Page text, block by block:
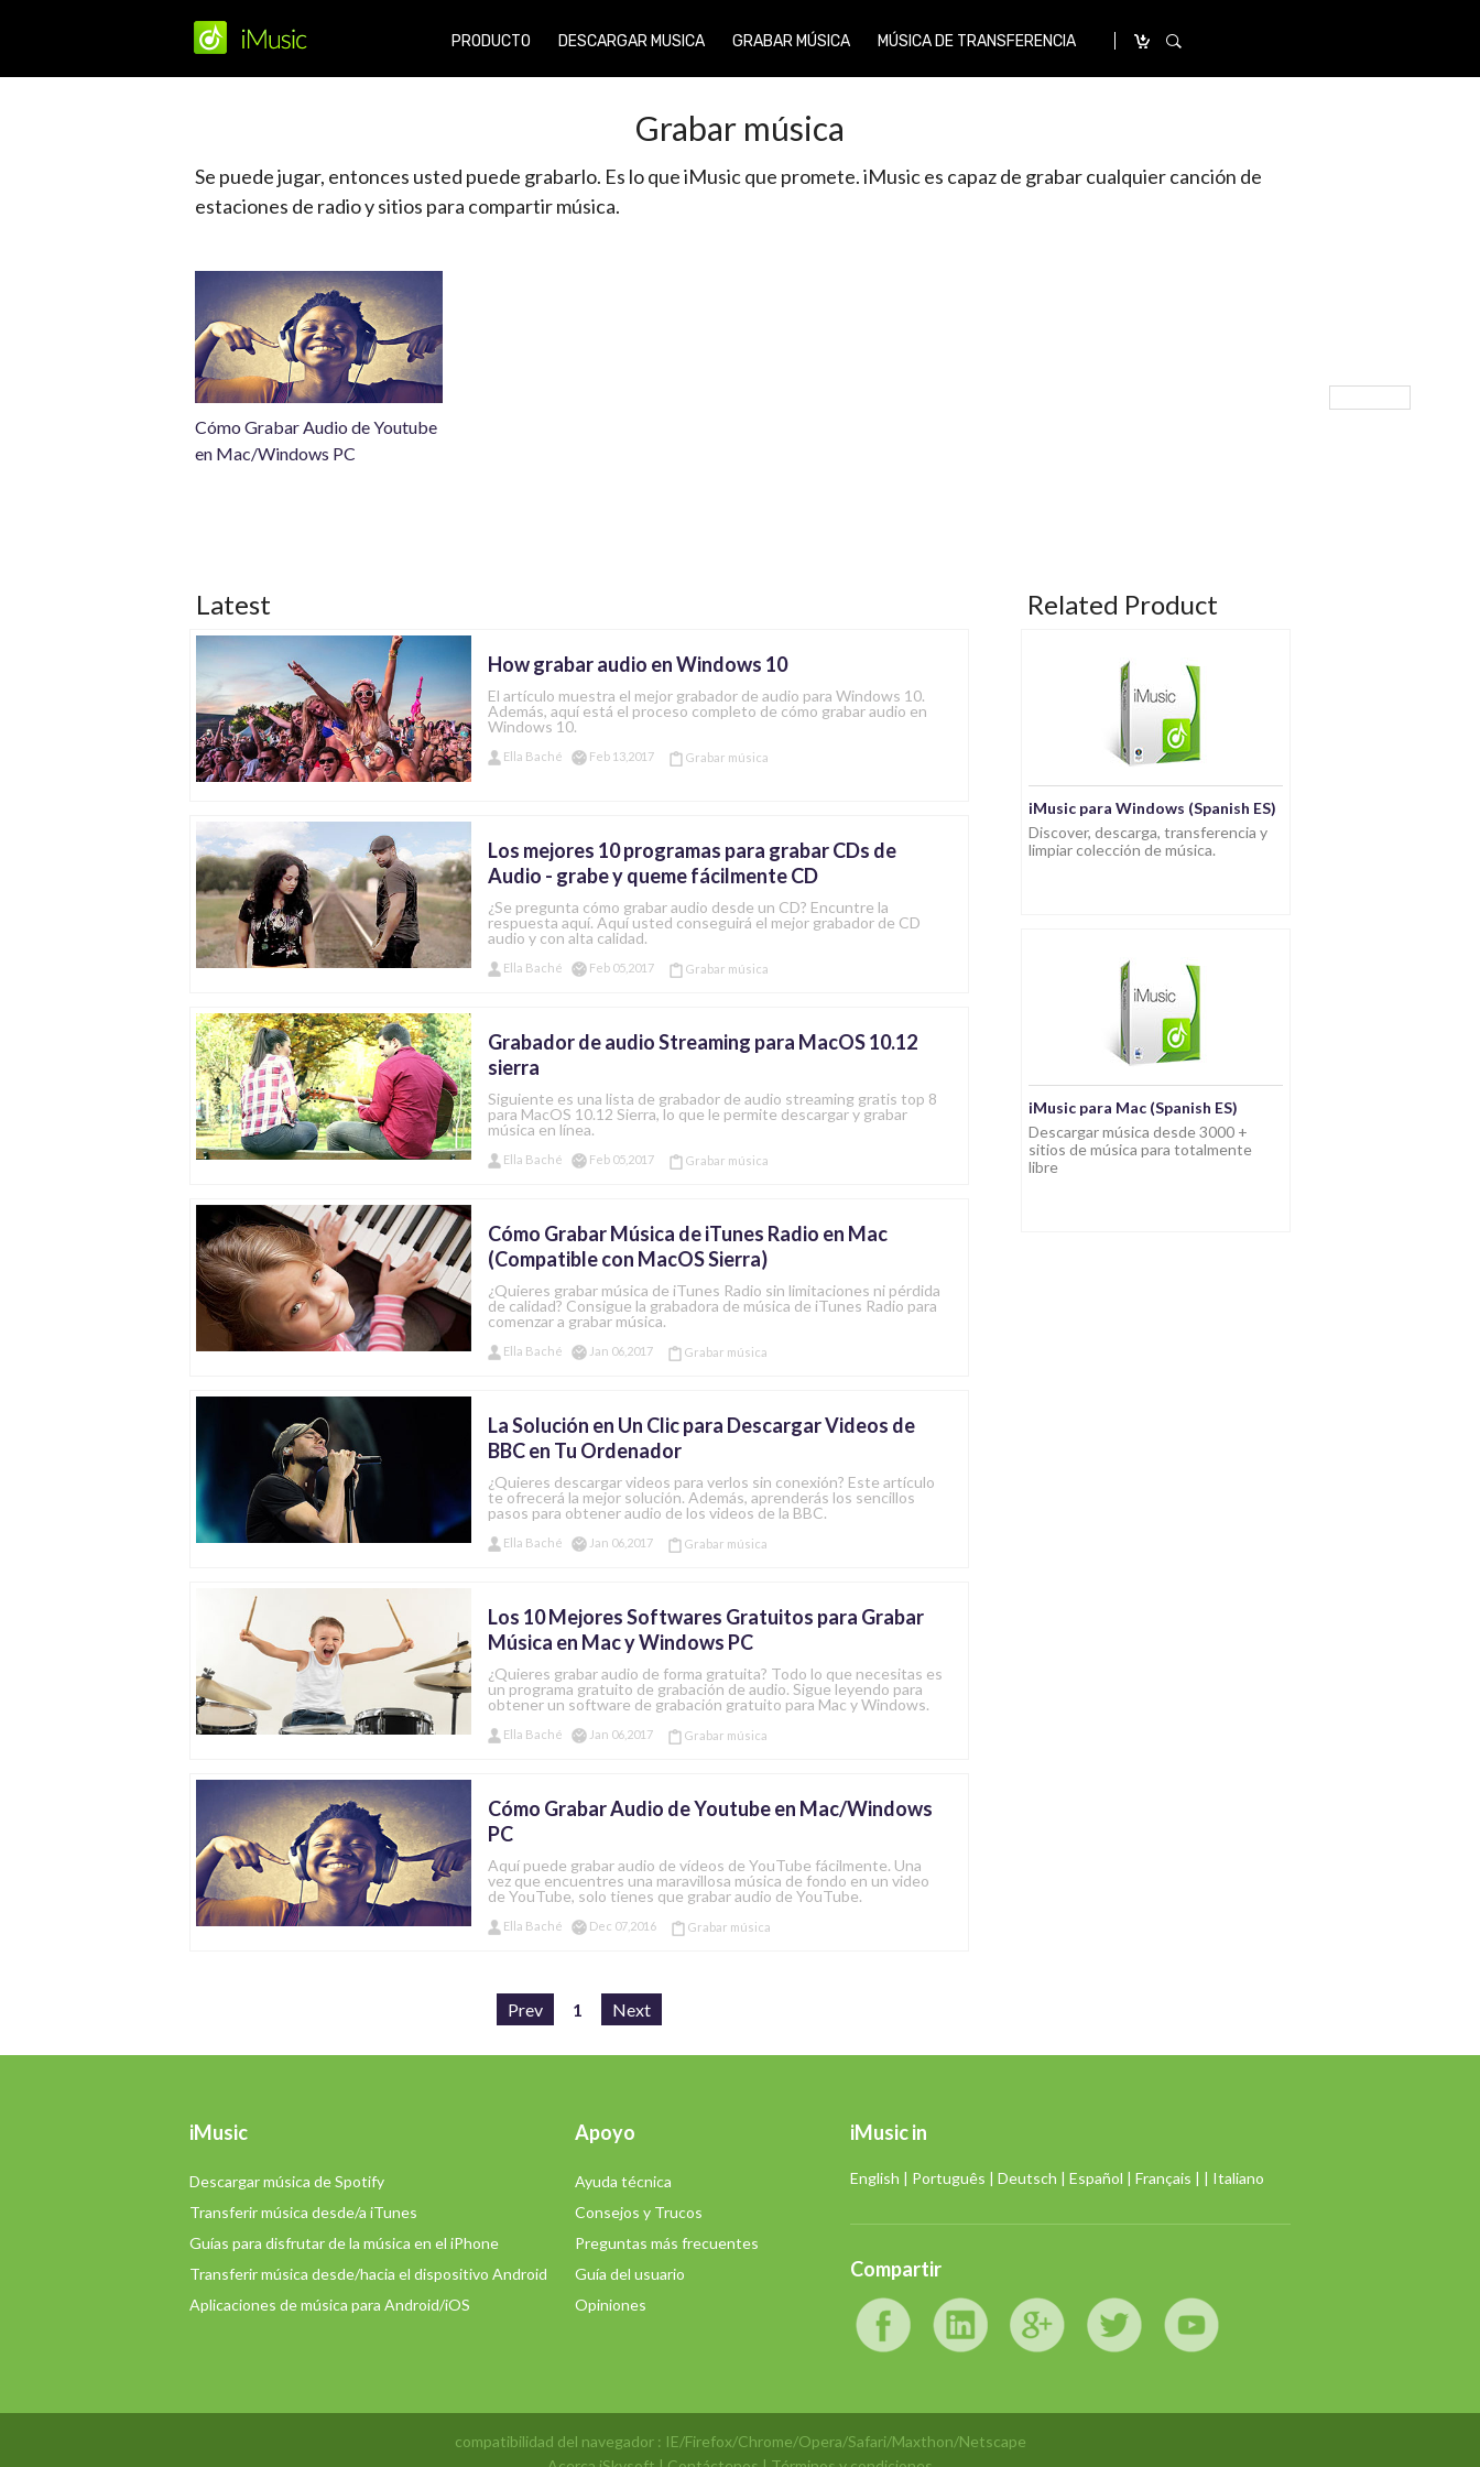
PRODUCTO DESCARGAR MUSICA GRABAR MÚSICA MÚSICA DE TRANSFERENCIA
Grabar música
Se puede jugar, entonces usted puede grabarlo. Es lo que iMusic que promete. iMusic es capaz de grabar cualquier canción de
estaciones de radio y sitios para compartir música.
Cómo Grabar Audio de Youtube
en Mac/Windows PC
Latest
How grabar audio en Windows 10
El artículo muestra el mejor grabador de audio para Windows 10.
Además, aquí está el proceso completo de cómo grabar audio en
Windows 10.
Ella Baché Feb 13,2017 Grabar música
Los mejores 10 programas para grabar CDs de
Audio - grabe y queme fácilmente CD
¿Se pregunta cómo grabar audio desde un CD? Encuntre la
respuesta aquí. Aquí usted conseguirá el mejor grabador de CD
audio y con alta calidad.
Ella Baché Feb 05,2017 Grabar música
Grabador de audio Streaming para MacOS 10.12
sierra
Siguiente es una lista de grabador de audio streaming gratis top 8
para MacOS 10.12 Sierra, lo que le permite descargar y grabar
música en línea.
Ella Baché Feb 05,2017 Grabar música
Cómo Grabar Música de iTunes Radio en Mac
(Compatible con MacOS Sierra)
¿Quieres grabar música de iTunes Radio sin limitaciones ni pérdida
de calidad? Consigue la grabadora de música de iTunes Radio para
comenzar a grabar música.
Ella Baché Jan 06,2017 Grabar música
La Solución en Un Clic para Descargar Videos de
BBC en Tu Ordenador
¿Quieres descargar videos para verlos sin conexión? Este artículo
te ofrecerá la mejor solución. Además, aprenderás los sencillos
pasos para obtener audio de los videos de la BBC.
Ella Baché Jan 06,2017 Grabar música
Los 10 Mejores Softwares Gratuitos para Grabar
Música en Mac y Windows PC
¿Quieres grabar audio de forma gratuita? Todo lo que necesitas es
un programa gratuito de grabación de audio. Sigue leyendo para
obtener un software de grabación gratuito para Mac y Windows.
Ella Baché Jan 06,2017 Grabar música
Cómo Grabar Audio de Youtube en Mac/Windows
PC
Aquí puede grabar audio de vídeos de YouTube fácilmente. Una
vez que encuentres una maravillosa música de fondo en un video
de YouTube, solo tienes que grabar audio de YouTube.
Ella Baché Dec 07,2016 Grabar música
Prev 1 Next
Related Product
iMusic para Windows (Spanish ES)
Discover, descarga, transferencia y
limpiar colección de música.
iMusic para Mac (Spanish ES)
Descargar música desde 3000 +
sitios de música para totalmente
libre
iMusic
Descargar música de Spotify
Transferir música desde/a iTunes
Guías para disfrutar de la música en el iPhone
Transferir música desde/hacia el dispositivo Android
Aplicaciones de música para Android/iOS
Apoyo
Ayuda técnica
Consejos y Trucos
Preguntas más frecuentes
Guía del usuario
Opiniones
iMusic in
English | Português | Deutsch | Español | Français | | Italiano
Compartir
compatibilidad del navegador : IE/Firefox/Chrome/Opera/Safari/Maxthon/Netscape